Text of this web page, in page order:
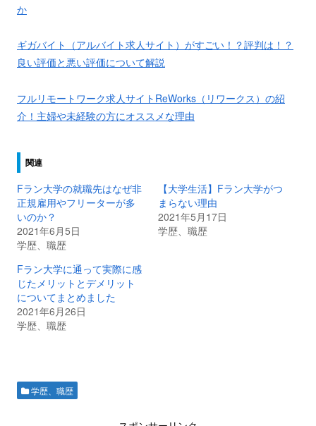
か
ギガバイト（アルバイト求人サイト）がすごい！？評判は！？
良い評価と悪い評価について解説
フルリモートワーク求人サイトReWorks（リワークス）の紹
介！主婦や未経験の方にオススメな理由
関連
Fラン大学の就職先はなぜ非
正規雇用やフリーターが多
いのか？
2021年6月5日
学歴、職歴
【大学生活】Fラン大学がつ
まらない理由
2021年5月17日
学歴、職歴
Fラン大学に通って実際に感
じたメリットとデメリット
についてまとめました
2021年6月26日
学歴、職歴
学歴、職歴